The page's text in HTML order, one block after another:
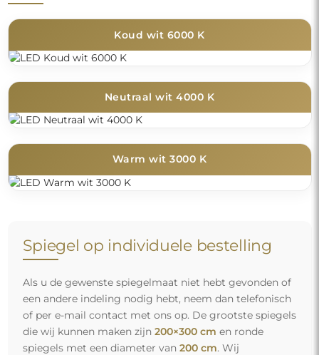
Koud wit 6000 K
Neutraal wit 4000 K
Warm wit 3000 K
Spiegel op individuele bestelling
Als u de gewenste spiegelmaat niet hebt gevonden of
een andere indeling nodig hebt, neem dan telefonisch
of per e-mail contact met ons op. De grootste spiegels
die wij kunnen maken zijn 200×300 cm en ronde
spiegels met een diameter van 200 cm. Wij